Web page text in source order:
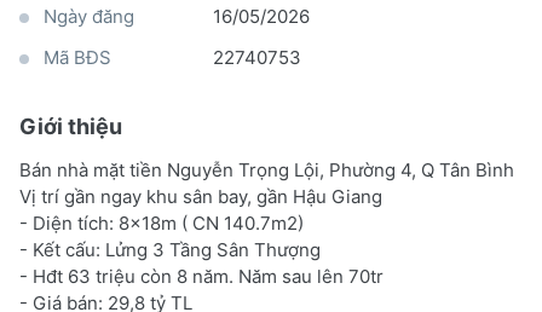
Ngày đăng
16/05/2026
Mã BĐS
22740753
Giới thiệu
Bán nhà mặt tiền Nguyễn Trọng Lội, Phường 4, Q Tân Bình
Vị trí gần ngay khu sân bay, gần Hậu Giang
- Diện tích: 8x18m ( CN 140.7m2)
- Kết cấu: Lửng 3 Tầng Sân Thượng
- Hđt 63 triệu còn 8 năm. Năm sau lên 70tr
- Giá bán: 29,8 tỷ TL